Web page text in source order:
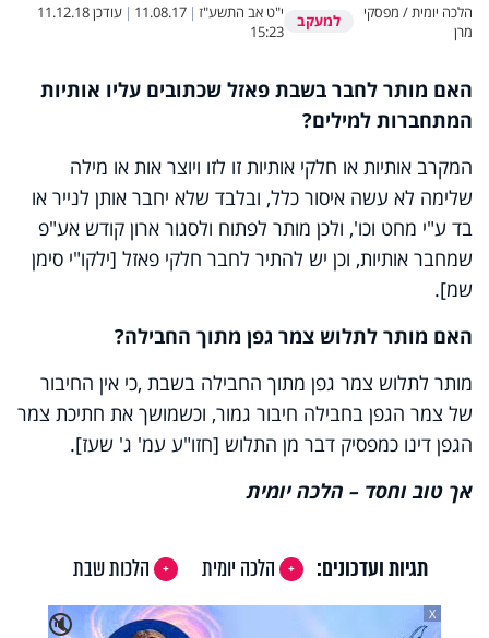
הלכה יומית / מפסקי
מרן
למעקב י"ט אב התשע"ז |
11.08.17
| עודכן11.12.18
15:23
האם מותר לחבר בשבת פאזל שכתובים עליו אותיות
המתחברות למילים?
המקרב אותיות או חלקי אותיות זו לזו ויוצר אות או מילה
שלימה לא עשה איסור כלל, ובלבד שלא יחבר אותן לנייר או
בד ע"י מחט וכו', ולכן מותר לפתוח ולסגור ארון קודש אע"פ
שמחבר אותיות, וכן יש להתיר לחבר חלקי פאזל [ילקו"י סימן
שמ].
האם מותר לתלוש צמר גפן מתוך החבילה?
מותר לתלוש צמר גפן מתוך החבילה בשבת ,כי אין החיבור
של צמר הגפן בחבילה חיבור גמור, וכשמושך את חתיכת צמר
הגפן דינו כמפסיק דבר מן התלוש [חזו"ע עמ' ג' שעז].
אך טוב וחסד – הלכה יומית
תגיות ועדכונים: הלכה יומית
הלכות שבת
🔇
X